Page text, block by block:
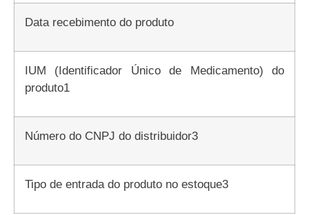
Data recebimento do produto
IUM (Identificador Único de Medicamento) do
produto1
Número do CNPJ do distribuidor3
Tipo de entrada do produto no estoque3